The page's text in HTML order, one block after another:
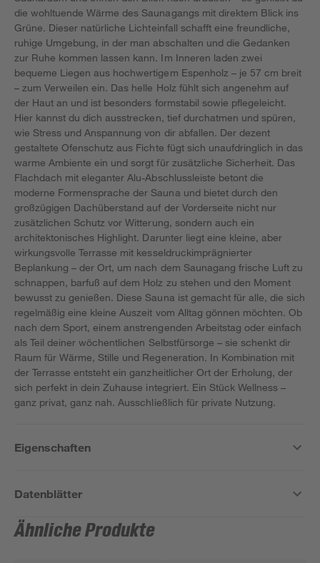
die wohltuende Wärme des Saunagangs mit direktem Blick ins
Grüne. Dieser natürliche Lichteinfall schafft eine freundliche,
ruhige Umgebung, in der man abschalten und die Gedanken
zur Ruhe kommen lassen kann. Im Inneren laden zwei
bequeme Liegen aus hochwertigem Espenholz – je 57 cm breit
– zum Verweilen ein. Das helle Holz fühlt sich angenehm auf
der Haut an und ist besonders formstabil sowie pflegeleicht.
Hier kannst du dich ausstrecken, tief durchatmen und spüren,
wie Stress und Anspannung von dir abfallen. Der dezent
gestaltete Ofenschutz aus Fichte fügt sich unaufdringlich in das
warme Ambiente ein und sorgt für zusätzliche Sicherheit. Das
Flachdach mit eleganter Alu-Abschlussleiste betont die
moderne Formensprache der Sauna und bietet durch den
großzügigen Dachüberstand auf der Vorderseite nicht nur
zusätzlichen Schutz vor Witterung, sondern auch ein
architektonisches Highlight. Darunter liegt eine kleine, aber
wirkungsvolle Terrasse mit kesseldruckimprägnierter
Beplankung – der Ort, um nach dem Saunagang frische Luft zu
schnappen, barfuß auf dem Holz zu stehen und den Moment
bewusst zu genießen. Diese Sauna ist gemacht für alle, die sich
regelmäßig eine kleine Auszeit vom Alltag gönnen möchten. Ob
nach dem Sport, einem anstrengenden Arbeitstag oder einfach
als Teil deiner wöchentlichen Selbstfürsorge – sie schenkt dir
Raum für Wärme, Stille und Regeneration. In Kombination mit
der Terrasse entsteht ein ganzheitlicher Ort der Erholung, der
sich perfekt in dein Zuhause integriert. Ein Stück Wellness –
ganz privat, ganz nah. Ausschließlich für private Nutzung.
Eigenschaften
Datenblätter
Ähnliche Produkte